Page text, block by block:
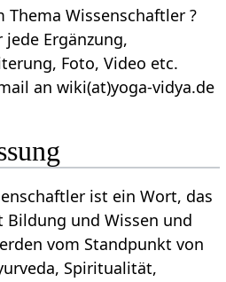
Wissenschaftler‏‎ ?
Ergänzung,
Foto, Video etc.
an wiki(at)yoga-vidya.de
ist ein Wort, das
und Wissen und
vom Standpunkt von
Spiritualität,